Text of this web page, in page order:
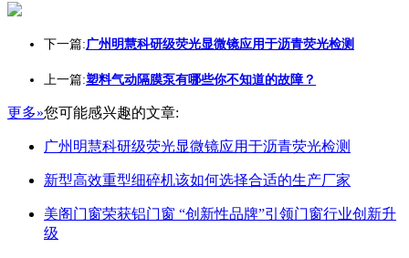
下一篇:广州明慧科研级荧光显微镜应用于沥青荧光检测
上一篇:塑料气动隔膜泵有哪些你不知道的故障？
更多»您可能感兴趣的文章:
广州明慧科研级荧光显微镜应用于沥青荧光检测
新型高效重型细碎机该如何选择合适的生产厂家
美阁门窗荣获铝门窗 “创新性品牌”引领门窗行业创新升
级